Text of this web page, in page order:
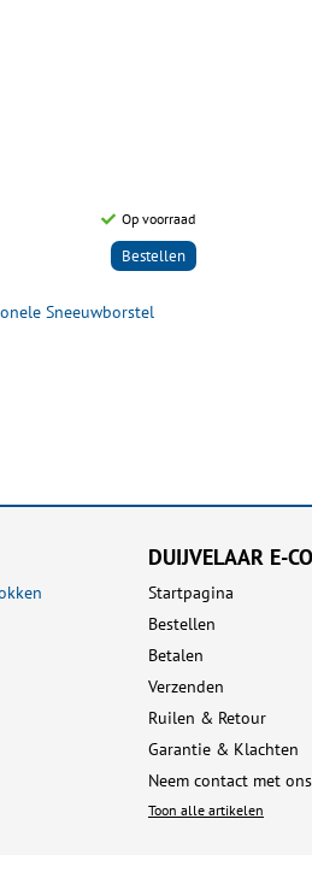
Op voorraad
Bestellen
Sneeuwborstel
DUIJVELAAR E-
Startpagina
Bestellen
Betalen
Verzenden
Ruilen & Retour
Garantie & Klachten
Neem contact met
Toon alle artikelen